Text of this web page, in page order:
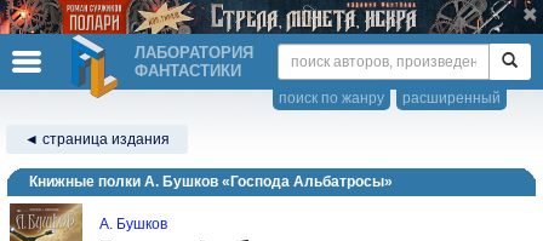
ЛАБОРАТОРИЯ
ФАНТАСТИКИ
расширенный
поиск по жанру
◄ страница издания
Книжные полки А. Бушков «Господа Альбатросы»
А. Бушков